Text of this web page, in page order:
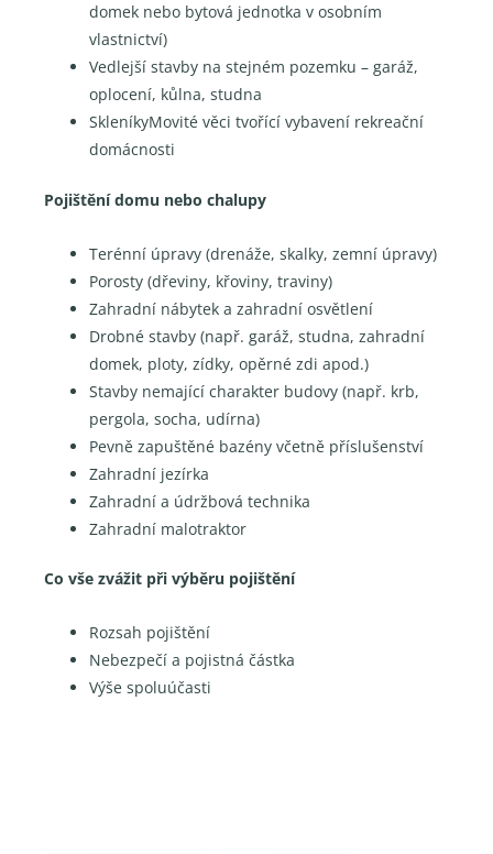
domek nebo bytová jednotka v osobním
vlastnictví)
Vedlejší stavby na stejném pozemku – garáž,
oplocení, kůlna, studna
SkleníkyMovité věci tvořící vybavení rekreační
domácnosti
Pojištění domu nebo chalupy
Terénní úpravy (drenáže, skalky, zemní úpravy)
Porosty (dřeviny, křoviny, traviny)
Zahradní nábytek a zahradní osvětlení
Drobné stavby (např. garáž, studna, zahradní
domek, ploty, zídky, opěrné zdi apod.)
Stavby nemající charakter budovy (např. krb,
pergola, socha, udírna)
Pevně zapuštěné bazény včetně příslušenství
Zahradní jezírka
Zahradní a údržbová technika
Zahradní malotraktor
Co vše zvážit při výběru pojištění
Rozsah pojištění
Nebezpečí a pojistná částka
Výše spoluúčasti